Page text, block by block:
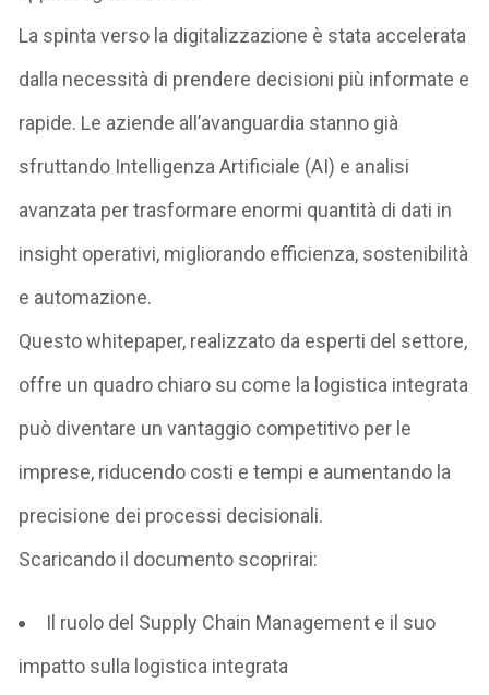
La spinta verso la digitalizzazione è stata accelerata
dalla necessità di prendere decisioni più informate e
rapide. Le aziende all’avanguardia stanno già
sfruttando Intelligenza Artificiale (AI) e analisi
avanzata per trasformare enormi quantità di dati in
insight operativi, migliorando efficienza, sostenibilità
e automazione.
Questowhitepaper, realizzato da esperti del settore,
offre un quadro chiaro su come la logistica integrata
può diventare un vantaggio competitivo per le
imprese, riducendo costi e tempi e aumentando la
precisione dei processi decisionali.
Scaricando il documento scoprirai:
Il ruolo del Supply Chain Management e il suo
impatto sulla logistica integrata